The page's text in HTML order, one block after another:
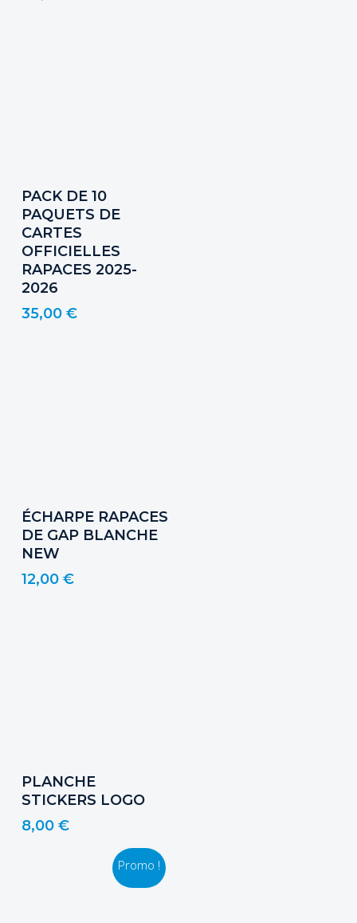
Ajouter Au Panier
PACK DE 10
PAQUETS DE
CARTES
OFFICIELLES
RAPACES 2025-
2026
35,00 €
Ajouter Au Panier
ÉCHARPE RAPACES
DE GAP BLANCHE
NEW
12,00 €
Ajouter Au Panier
PLANCHE
STICKERS LOGO
8,00 €
Promo !